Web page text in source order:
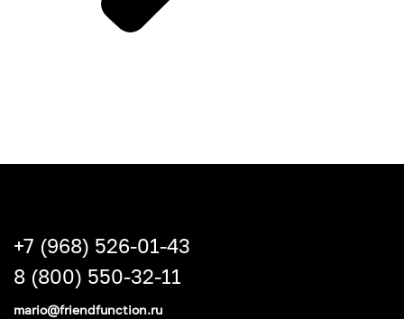
+7 (968) 526-01-43
8 (800) 550-32-11
mario@friendfunction.ru